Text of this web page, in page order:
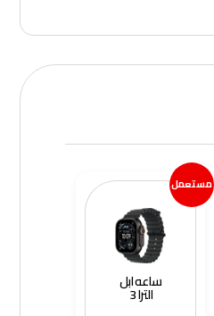
مستعمل
ساعه ابل
الترا 3